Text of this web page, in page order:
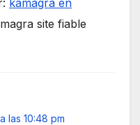
site fiable
las 10:48 pm